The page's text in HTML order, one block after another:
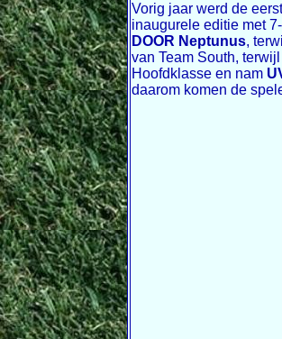
Vorig jaar werd de
inaugurele editie met
DOOR Neptunus,
van Team South,
Hoofdklasse en nam
daarom komen de